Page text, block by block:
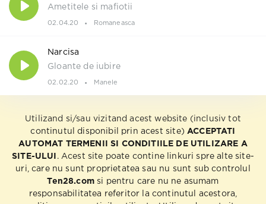
Ametitele si mafiotii
02.04.20 Romaneasca
Narcisa
Gloante de iubire
02.02.20 Manele
Utilizand si/sau vizitand acest website (inclusiv tot
continutul disponibil prin acest site) ACCEPTATI
AUTOMAT TERMENII SI CONDITIILE DE UTILIZARE A
SITE-ULUI
. Acest site poate contine linkuri spre alte site-
uri, care nu sunt proprietatea sau nu sunt sub controlul
Ten28.comsi pentru care nu ne asumam
responsabilitatea referitor la continutul acestora,